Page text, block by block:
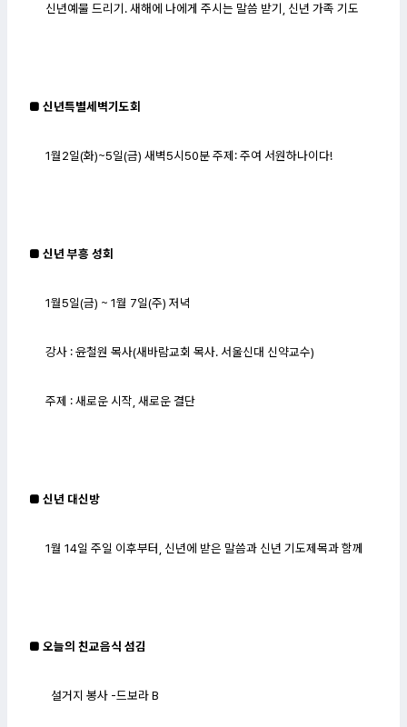
신년예물 드리기. 새해에 나에게 주시는 말씀 받기, 신년 가족 기도
■ 신년특별세벽기도회
1월2일(화)~5일(금) 새벽5시50분 주제: 주여 서원하나이다!
■ 신년 부흥 성회
1월5일(금) ~ 1월 7일(주) 저녁
강사 : 윤철원 목사(새바람교회 목사. 서울신대 신약교수)
주제 : 새로운 시작, 새로운 결단
■ 신년 대신방
1월 14일 주일 이후부터, 신년에 받은 말씀과 신년 기도제목과 함께
■ 오늘의 친교음식 섬김
설거지 봉사 -드보라 B